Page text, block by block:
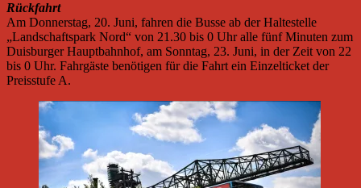
Rückfahrt
Am Donnerstag, 20. Juni, fahren die Busse ab der Haltestelle
„Landschaftspark Nord“ von 21.30 bis 0 Uhr alle fünf Minuten zum
Duisburger Hauptbahnhof, am Sonntag, 23. Juni, in der Zeit von 22
bis 0 Uhr. Fahrgäste benötigen für die Fahrt ein Einzelticket der
Preisstufe A.